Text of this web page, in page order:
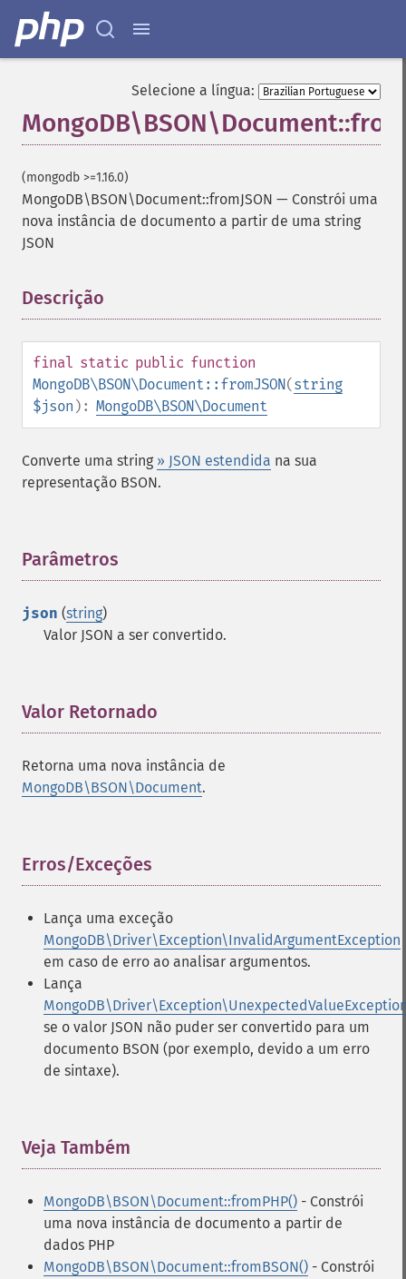
Selecione a língua:
(mongodb >=1.16.0)
MongoDB\BSON\Document::fromJSON — Constrói uma
nova instância de documento a partir de uma string
JSON
Descrição
final static public function
MongoDB\BSON\Document::fromJSON(string
$json ): MongoDB\BSON\Document
Converte uma string » JSON estendida na sua
representação BSON.
Parâmetros
json (string)
Valor JSON a ser convertido.
Valor Retornado
Retorna uma nova instância de
MongoDB\BSON\Document.
Erros/Exceções
Lança uma exceção
MongoDB\Driver\Exception\InvalidArgumentException
em caso de erro ao analisar argumentos.
Lança
se o valor JSON não puder ser convertido para um
documento BSON (por exemplo, devido a um erro
de sintaxe).
Veja Também
MongoDB\BSON\Document::fromPHP() - Constrói
uma nova instância de documento a partir de
dados PHP
MongoDB\BSON\Document::fromBSON() - Constrói